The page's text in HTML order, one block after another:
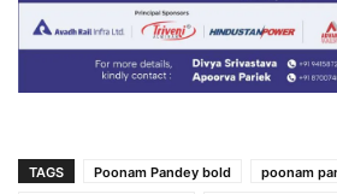
TAGS Poonam Pandey bold
poonam